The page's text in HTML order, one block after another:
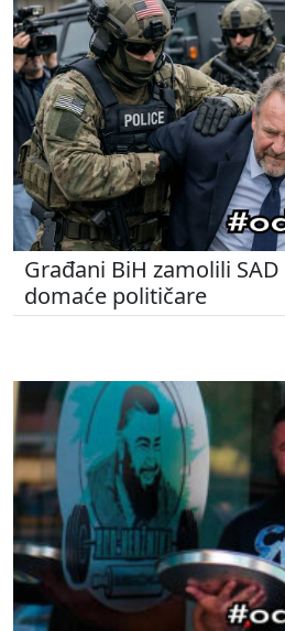
Građani BiH zamolili
domaće političare